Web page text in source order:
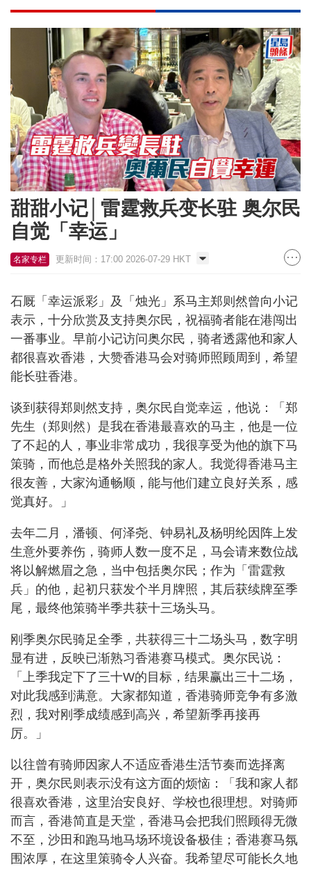
甜甜小记│雷霆救兵变长驻 奥尔民
自觉「幸运」
名家专栏 更新时间：17:00 2026-07-29 HKT
石厩「幸运派彩」及「烛光」系马主郑则然曾向小记
表示，十分欣赏及支持奥尔民，祝福骑者能在港闯出
一番事业。早前小记访问奥尔民，骑者透露他和家人
都很喜欢香港，大赞香港马会对骑师照顾周到，希望
能长驻香港。
谈到获得郑则然支持，奥尔民自觉幸运，他说：「郑
先生（郑则然）是我在香港最喜欢的马主，他是一位
了不起的人，事业非常成功，我很享受为他的旗下马
策骑，而他总是格外关照我的家人。我觉得香港马主
很友善，大家沟通畅顺，能与他们建立良好关系，感
觉真好。」
去年二月，潘顿、何泽尧、钟易礼及杨明纶因阵上发
生意外要养伤，骑师人数一度不足，马会请来数位战
将以解燃眉之急，当中包括奥尔民；作为「雷霆救
兵」的他，起初只获发个半月牌照，其后获续牌至季
尾，最终他策骑半季共获十三场头马。
刚季奥尔民骑足全季，共获得三十二场头马，数字明
显有进，反映已渐熟习香港赛马模式。奥尔民说：
「上季我定下了三十W的目标，结果赢出三十二场，
对此我感到满意。大家都知道，香港骑师竞争有多激
烈，我对刚季成绩感到高兴，希望新季再接再
厉。」
以往曾有骑师因家人不适应香港生活节奏而选择离
开，奥尔民则表示没有这方面的烦恼：「我和家人都
很喜欢香港，这里治安良好、学校也很理想。对骑师
而言，香港简直是天堂，香港马会把我们照顾得无微
不至，沙田和跑马地马场环境设备极佳；香港赛马氛
围浓厚，在这里策骑令人兴奋。我希望尽可能长久地